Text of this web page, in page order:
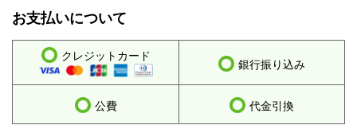
お支払いについて
クレジットカード
銀行振り込み
公費 代金引換